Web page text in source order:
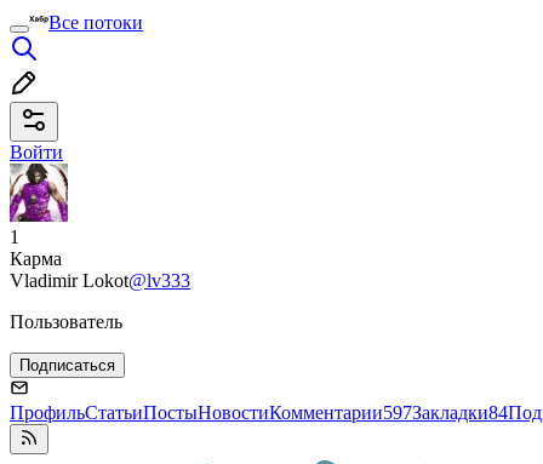
Все потоки
Войти
1
Карма
Vladimir Lokot@lv333
Пользователь
Подписаться
ПрофильСтатьиПостыНовостиКомментарии597Закладки84